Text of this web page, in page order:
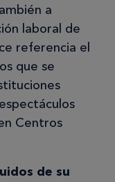
a
laboral de
referencia el
que se
Centros
de su